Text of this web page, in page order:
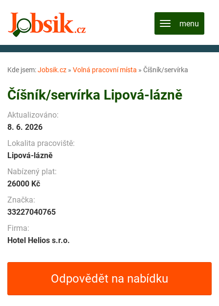
Kde jsem:Jobsik.cz » Volná pracovní místa » Číšník/servírka
Číšník/servírka Lipová-lázně
Aktualizováno:
8. 6. 2026
Lokalita pracoviště:
Lipová-lázně
Nabízený plat:
26000 Kč
Značka:
33227040765
Firma:
Hotel Helios s.r.o.
Odpovědět na nabídku